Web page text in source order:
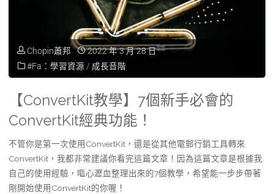
Chopin蕭邦
2022 年 3 月 28 日
#Fa：學習資源 / 成長音階
【ConvertKit教學】7個新手必會的
ConvertKit經典功能！
不管你是第一次使用ConvertKit，還是從其他電郵行銷工具轉來
ConvertKit，我都非常建議你看完這篇文章！因為這篇文章是根據我
自己的使用經驗，嘔心瀝血整理出來的7個教學，希望能一步步帶著
剛開始使用ConvertKit的你喔！